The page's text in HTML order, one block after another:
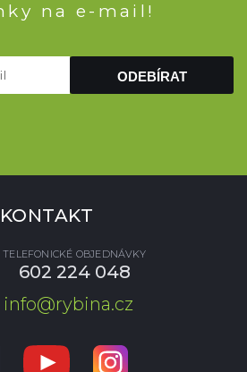
na e-mail!
ODEBÍRAT
KONTAKT
TELEFONICKÉ OBJEDNÁVKY
602 224 048
info@rybina.cz